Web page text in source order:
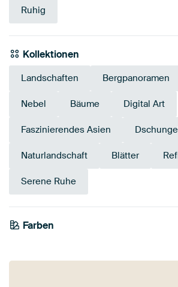
Ruhig
Kollektionen
Landschaften Bergpanoramen
Nebel Bäume Digital Art
Faszinierendes Asien
Naturlandschaft Blätter
Serene Ruhe
Farben
Beige
Salbeigrün